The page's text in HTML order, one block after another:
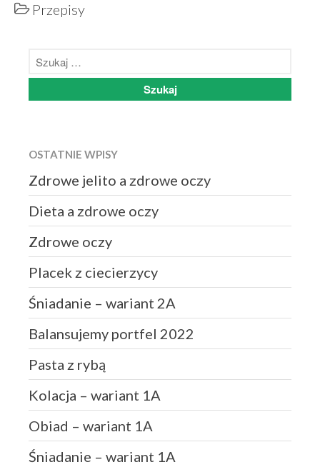
Przepisy
OSTATNIE WPISY
Zdrowe jelito a zdrowe oczy
Dieta a zdrowe oczy
Zdrowe oczy
Placek z ciecierzycy
Śniadanie – wariant 2A
Balansujemy portfel 2022
Pasta z rybą
Kolacja – wariant 1A
Obiad – wariant 1A
Śniadanie – wariant 1A